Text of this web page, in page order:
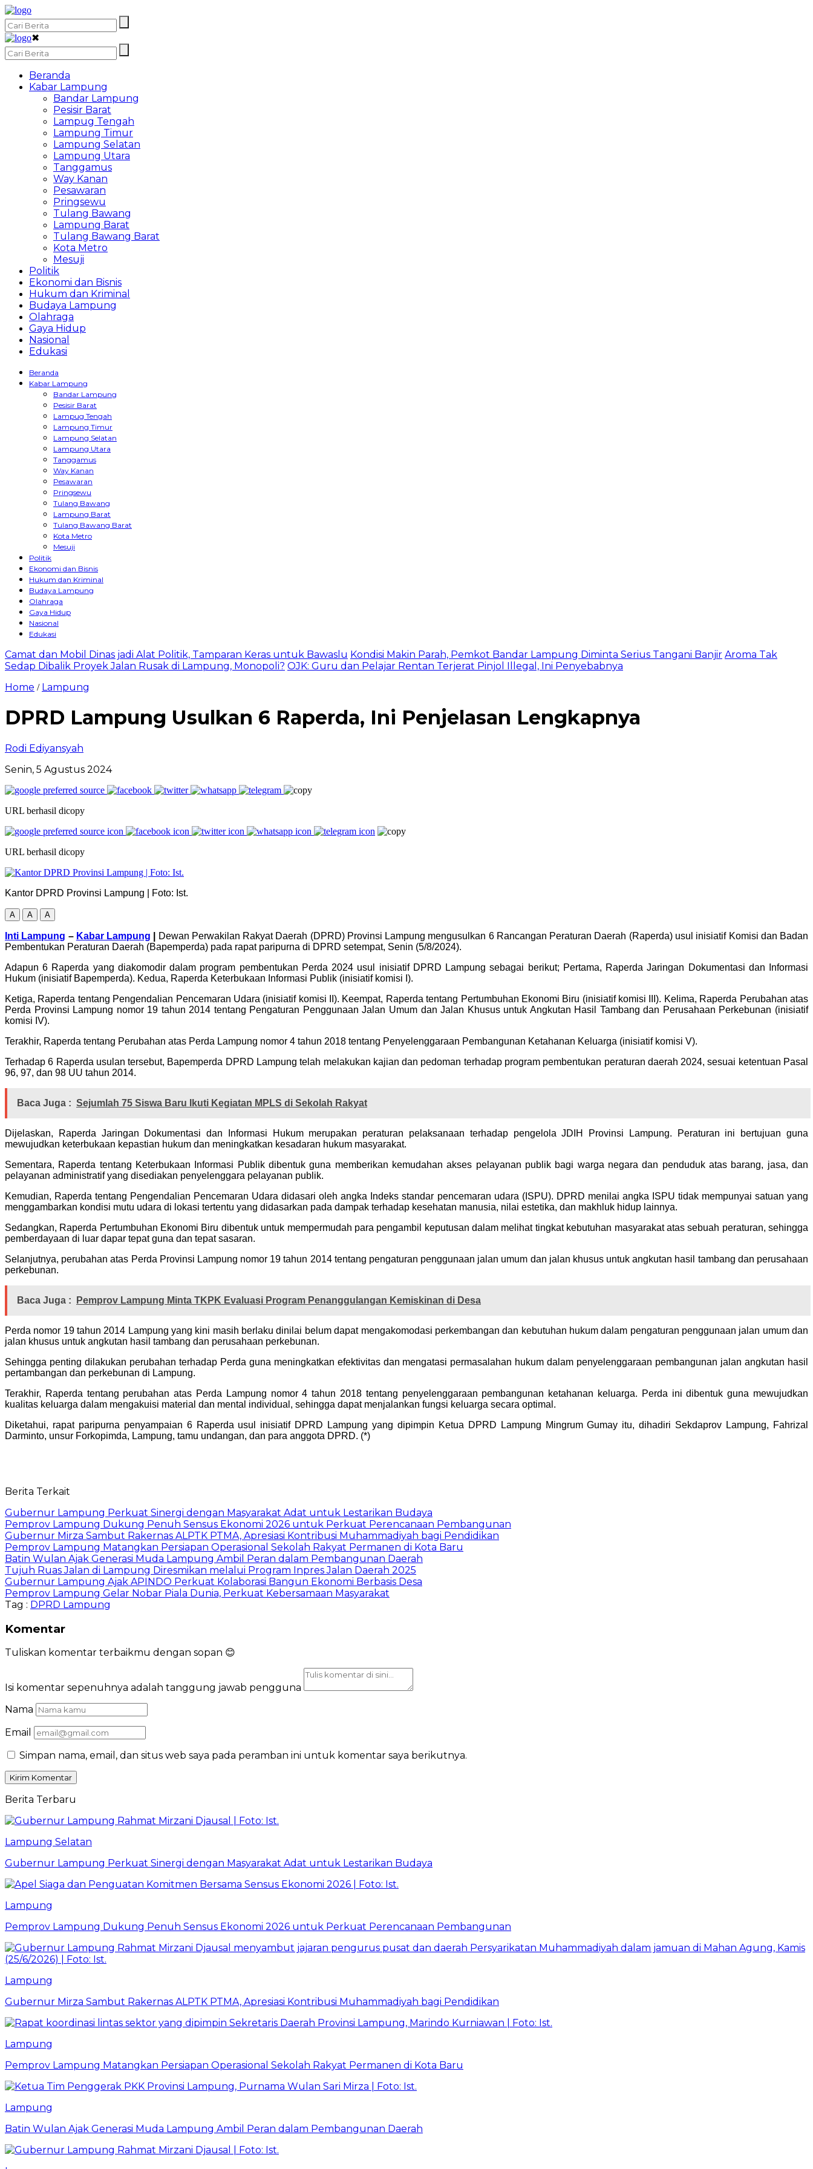
✖
Beranda
Kabar Lampung
Bandar Lampung
Pesisir Barat
Lampug Tengah
Lampung Timur
Lampung Selatan
Lampung Utara
Tanggamus
Way Kanan
Pesawaran
Pringsewu
Tulang Bawang
Lampung Barat
Tulang Bawang Barat
Kota Metro
Mesuji
Politik
Ekonomi dan Bisnis
Hukum dan Kriminal
Budaya Lampung
Olahraga
Gaya Hidup
Nasional
Edukasi
Beranda
Kabar Lampung
Bandar Lampung
Pesisir Barat
Lampug Tengah
Lampung Timur
Lampung Selatan
Lampung Utara
Tanggamus
Way Kanan
Pesawaran
Pringsewu
Tulang Bawang
Lampung Barat
Tulang Bawang Barat
Kota Metro
Mesuji
Politik
Ekonomi dan Bisnis
Hukum dan Kriminal
Budaya Lampung
Olahraga
Gaya Hidup
Nasional
Edukasi
Camat dan Mobil Dinas jadi Alat Politik, Tamparan Keras untuk Bawaslu Kondisi Makin Parah, Pemkot Bandar Lampung Diminta Serius Tangani Banjir Aroma Tak
Sedap Dibalik Proyek Jalan Rusak di Lampung, Monopoli? OJK: Guru dan Pelajar Rentan Terjerat Pinjol Illegal, Ini Penyebabnya
Home / Lampung
DPRD Lampung Usulkan 6 Raperda, Ini Penjelasan Lengkapnya
Rodi Ediyansyah
Senin, 5 Agustus 2024
URL berhasil dicopy
URL berhasil dicopy
Kantor DPRD Provinsi Lampung | Foto: Ist.
A A A
Inti Lampung – Kabar Lampung
Dewan Perwakilan Rakyat Daerah (DPRD) Provinsi Lampung mengusulkan 6 Rancangan Peraturan Daerah (Raperda) usul inisiatif Komisi dan Badan
Pembentukan Peraturan Daerah (Bapemperda) pada rapat paripurna di DPRD setempat, Senin (5/8/2024).
Adapun 6 Raperda yang diakomodir dalam program pembentukan Perda 2024 usul inisiatif DPRD Lampung sebagai berikut; Pertama, Raperda Jaringan Dokumentasi dan Informasi
Hukum (inisiatif Bapemperda). Kedua, Raperda Keterbukaan Informasi Publik (inisiatif komisi I).
Ketiga, Raperda tentang Pengendalian Pencemaran Udara (inisiatif komisi II). Keempat, Raperda tentang Pertumbuhan Ekonomi Biru (inisiatif komisi III). Kelima, Raperda Perubahan atas
Perda Provinsi Lampung nomor 19 tahun 2014 tentang Pengaturan Penggunaan Jalan Umum dan Jalan Khusus untuk Angkutan Hasil Tambang dan Perusahaan Perkebunan (inisiatif
komisi IV).
Terakhir, Raperda tentang Perubahan atas Perda Lampung nomor 4 tahun 2018 tentang Penyelenggaraan Pembangunan Ketahanan Keluarga (inisiatif komisi V).
Terhadap 6 Raperda usulan tersebut, Bapemperda DPRD Lampung telah melakukan kajian dan pedoman terhadap program pembentukan peraturan daerah 2024, sesuai ketentuan Pasal
96, 97, dan 98 UU tahun 2014.
Baca Juga : Sejumlah 75 Siswa Baru Ikuti Kegiatan MPLS di Sekolah Rakyat
Dijelaskan, Raperda Jaringan Dokumentasi dan Informasi Hukum merupakan peraturan pelaksanaan terhadap pengelola JDIH Provinsi Lampung. Peraturan ini bertujuan guna
mewujudkan keterbukaan kepastian hukum dan meningkatkan kesadaran hukum masyarakat.
Sementara, Raperda tentang Keterbukaan Informasi Publik dibentuk guna memberikan kemudahan akses pelayanan publik bagi warga negara dan penduduk atas barang, jasa, dan
pelayanan administratif yang disediakan penyelenggara pelayanan publik.
Kemudian, Raperda tentang Pengendalian Pencemaran Udara didasari oleh angka Indeks standar pencemaran udara (ISPU). DPRD menilai angka ISPU tidak mempunyai satuan yang
menggambarkan kondisi mutu udara di lokasi tertentu yang didasarkan pada dampak terhadap kesehatan manusia, nilai estetika, dan makhluk hidup lainnya.
Sedangkan, Raperda Pertumbuhan Ekonomi Biru dibentuk untuk mempermudah para pengambil keputusan dalam melihat tingkat kebutuhan masyarakat atas sebuah peraturan, sehingga
pemberdayaan di luar dapar tepat guna dan tepat sasaran.
Selanjutnya, perubahan atas Perda Provinsi Lampung nomor 19 tahun 2014 tentang pengaturan penggunaan jalan umum dan jalan khusus untuk angkutan hasil tambang dan perusahaan
perkebunan.
Baca Juga : Pemprov Lampung Minta TKPK Evaluasi Program Penanggulangan Kemiskinan di Desa
Perda nomor 19 tahun 2014 Lampung yang kini masih berlaku dinilai belum dapat mengakomodasi perkembangan dan kebutuhan hukum dalam pengaturan penggunaan jalan umum dan
jalan khusus untuk angkutan hasil tambang dan perusahaan perkebunan.
Sehingga penting dilakukan perubahan terhadap Perda guna meningkatkan efektivitas dan mengatasi permasalahan hukum dalam penyelenggaraan pembangunan jalan angkutan hasil
pertambangan dan perkebunan di Lampung.
Terakhir, Raperda tentang perubahan atas Perda Lampung nomor 4 tahun 2018 tentang penyelenggaraan pembangunan ketahanan keluarga. Perda ini dibentuk guna mewujudkan
kualitas keluarga dalam mengakuisi material dan mental individual, sehingga dapat menjalankan fungsi keluarga secara optimal.
Diketahui, rapat paripurna penyampaian 6 Raperda usul inisiatif DPRD Lampung yang dipimpin Ketua DPRD Lampung Mingrum Gumay itu, dihadiri Sekdaprov Lampung, Fahrizal
Darminto, unsur Forkopimda, Lampung, tamu undangan, dan para anggota DPRD. (*)
Berita Terkait
Gubernur Lampung Perkuat Sinergi dengan Masyarakat Adat untuk Lestarikan Budaya
Pemprov Lampung Dukung Penuh Sensus Ekonomi 2026 untuk Perkuat Perencanaan Pembangunan
Gubernur Mirza Sambut Rakernas ALPTK PTMA, Apresiasi Kontribusi Muhammadiyah bagi Pendidikan
Pemprov Lampung Matangkan Persiapan Operasional Sekolah Rakyat Permanen di Kota Baru
Batin Wulan Ajak Generasi Muda Lampung Ambil Peran dalam Pembangunan Daerah
Tujuh Ruas Jalan di Lampung Diresmikan melalui Program Inpres Jalan Daerah 2025
Gubernur Lampung Ajak APINDO Perkuat Kolaborasi Bangun Ekonomi Berbasis Desa
Pemprov Lampung Gelar Nobar Piala Dunia, Perkuat Kebersamaan Masyarakat
Tag : DPRD Lampung
Komentar
Tuliskan komentar terbaikmu dengan sopan 😊
Isi komentar sepenuhnya adalah tanggung jawab pengguna
Nama
Email
Simpan nama, email, dan situs web saya pada peramban ini untuk komentar saya berikutnya.
Berita Terbaru
Lampung Selatan
Gubernur Lampung Perkuat Sinergi dengan Masyarakat Adat untuk Lestarikan Budaya
Lampung
Pemprov Lampung Dukung Penuh Sensus Ekonomi 2026 untuk Perkuat Perencanaan Pembangunan
Lampung
Gubernur Mirza Sambut Rakernas ALPTK PTMA, Apresiasi Kontribusi Muhammadiyah bagi Pendidikan
Lampung
Pemprov Lampung Matangkan Persiapan Operasional Sekolah Rakyat Permanen di Kota Baru
Lampung
Batin Wulan Ajak Generasi Muda Lampung Ambil Peran dalam Pembangunan Daerah